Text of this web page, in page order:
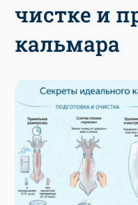
чистке и
кальмара